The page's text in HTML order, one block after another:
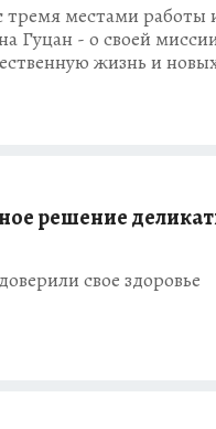
тремя местами работы
Гуцан - о своей
жизнь и
решение
свое здоровье